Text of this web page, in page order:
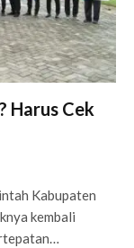
Harus Cek
Kabupaten
kembali